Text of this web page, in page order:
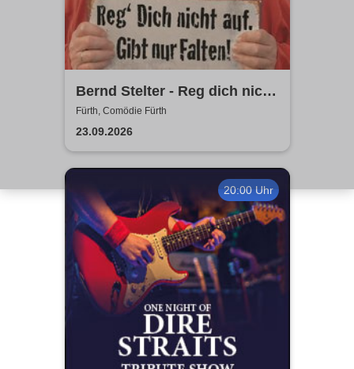
Bernd Stelter - Reg dich nicht
auf. Gibt nur Falten!
Fürth, Comödie Fürth
23.09.2026
20:00 Uhr